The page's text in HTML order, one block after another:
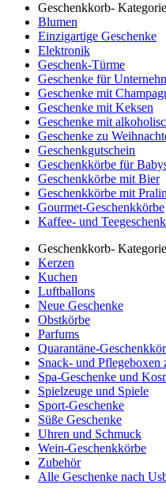
Geschenkkorb-
Blumen
Einzigartige Geschenke
Elektronik
Geschenk-Türme
Geschenke für
Geschenke mit
Geschenke mit Keksen
Geschenke mit
Geschenke zu
Geschenkgutschein
Geschenkkörbe für
Geschenkkörbe mit Bier
Geschenkkörbe mit
Gourmet-Geschenkkörbe
Kaffee- und
Geschenkkorb-
Kerzen
Kuchen
Luftballons
Neue Geschenke
Obstkörbe
Parfums
Quarantäne-
Snack- und Pflegeboxen
Spa-Geschenke und
Spielzeuge und Spiele
Sport-Geschenke
Süße Geschenke
Uhren und Schmuck
Wein-Geschenkkörbe
Zubehör
Alle Geschenke nach